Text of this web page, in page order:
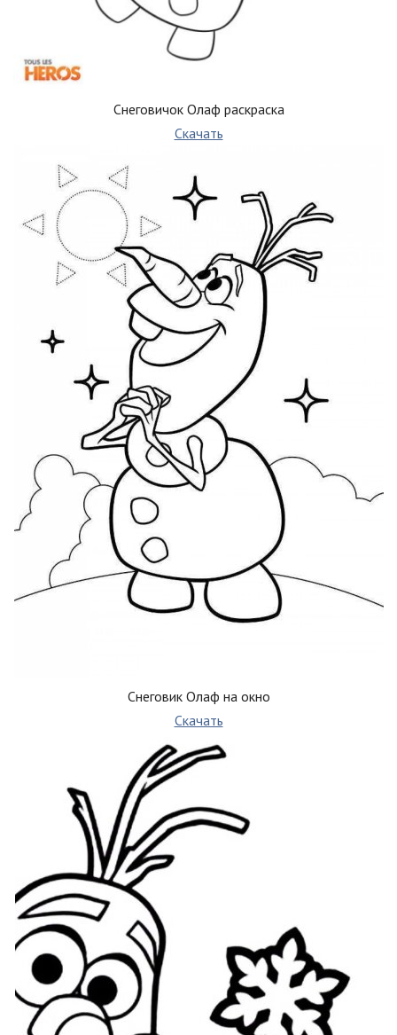
Снеговичок Олаф раскраска
Скачать
Снеговик Олаф на окно
Скачать